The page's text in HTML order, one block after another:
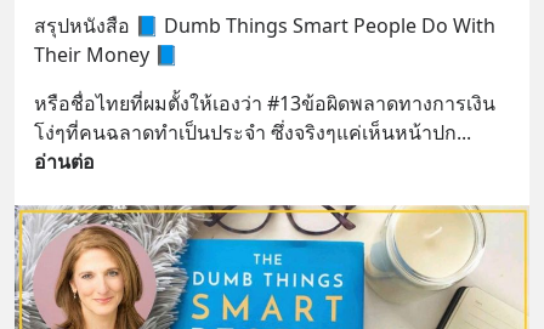
สรุปหนังสือ 📘 Dumb Things Smart People Do With
Their Money 📘
หรือชื่อไทยที่ผมตั้งให้เองว่า #13ข้อผิดพลาดทางการเงิน
โง่ๆที่คนฉลาดทำเป็นประจำ ซึ่งจริงๆแค่เห็นหน้าปก
อ่านต่อ